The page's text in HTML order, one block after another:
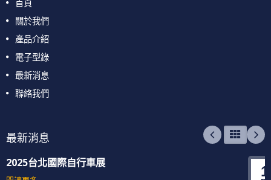
首頁
關於我們
產品介紹
電子型錄
最新消息
聯絡我們
最新消息
2025台北國際自行車展